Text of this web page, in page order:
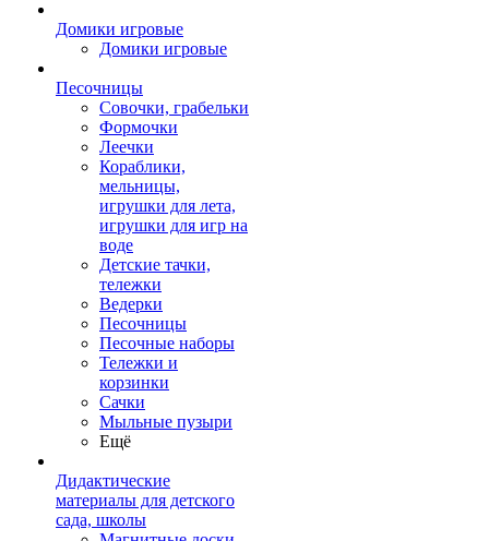
Домики игровые
Домики игровые
Песочницы
Совочки, грабельки
Формочки
Леечки
Кораблики,
мельницы,
игрушки для лета,
игрушки для игр на
воде
Детские тачки,
тележки
Ведерки
Песочницы
Песочные наборы
Тележки и
корзинки
Сачки
Мыльные пузыри
Ещё
Дидактические
материалы для детского
сада, школы